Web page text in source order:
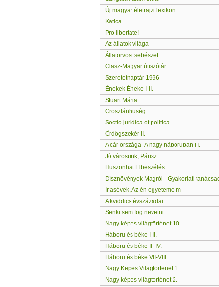
Új magyar életrajzi lexikon
Katica
Pro libertate!
Az állatok világa
Állatorvosi sebészet
Olasz-Magyar útiszótár
Szeretetnaptár 1996
Énekek Éneke I-II.
Stuart Mária
Oroszlánhuség
Sectio juridica et politica
Ördögszekér II.
A cár országa- A nagy háboruban III.
Jó városunk, Párisz
Huszonhat Elbeszélés
Dísznövények Magról - Gyakorlati
Inasévek, Az én egyetemeim
A kviddics évszázadai
Senki sem fog nevetni
Nagy képes világtörténet 10.
Háboru és béke I-II.
Háboru és béke III-IV.
Háboru és béke VII-VIII.
Nagy Képes Világtorténet 1.
Nagy képes világtorténet 2.